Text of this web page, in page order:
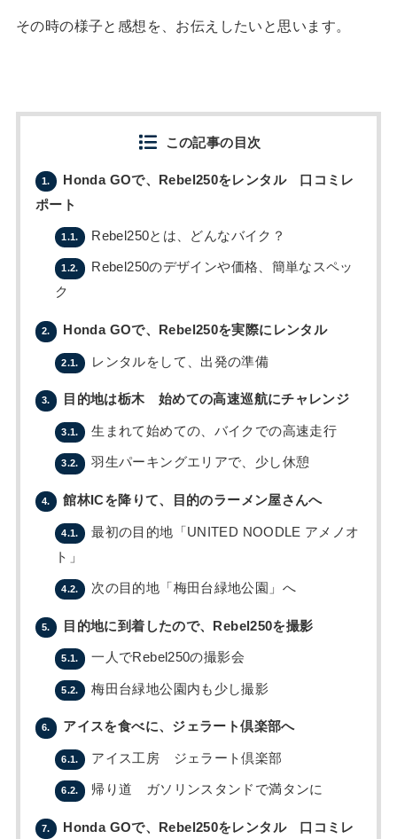
その時の様子と感想を、お伝えしたいと思います。
この記事の目次
1.
Honda GOで、Rebel250をレンタル 口コミレ
ポート
1.1. Rebel250とは、どんなバイク？
1.2.
Rebel250のデザインや価格、簡単なスペッ
ク
2. Honda GOで、Rebel250を実際にレンタル
2.1. レンタルをして、出発の準備
3. 目的地は栃木 始めての高速巡航にチャレンジ
3.1. 生まれて始めての、バイクでの高速走行
3.2. 羽生パーキングエリアで、少し休憩
4. 館林ICを降りて、目的のラーメン屋さんへ
4.1.
最初の目的地「UNITED NOODLE アメノオ
ト」
4.2. 次の目的地「梅田台緑地公園」へ
5. 目的地に到着したので、Rebel250を撮影
5.1. 一人でRebel250の撮影会
5.2. 梅田台緑地公園内も少し撮影
6. アイスを食べに、ジェラート倶楽部へ
6.1. アイス工房 ジェラート倶楽部
6.2. 帰り道 ガソリンスタンドで満タンに
7.
Honda GOで、Rebel250をレンタル 口コミレ